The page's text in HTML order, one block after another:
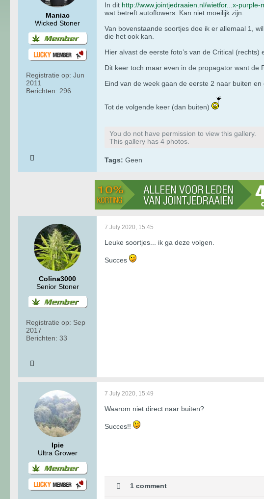
Maniac
Wicked Stoner
Registratie op: Jun
2011
Berichten: 296
In dit http://www.jointjedraaien.nl/wietfor...x-purple-
wat betreft autoflowers. Kan niet moeilijk zijn.
Van bovenstaande soortjes doe ik er allemaal 1,
die het ook kan.
Hier alvast de eerste foto’s van de Critical
Dit keer toch maar even in de propagator want
Eind van de week gaan de eerste 2 naar buiten
Tot de volgende keer (dan buiten)
You do not have permission to view this gallery.
This gallery has 4 photos.
Tags: Geen
Colina3000
Senior Stoner
Registratie op: Sep
2017
Berichten: 33
7 July 2020, 15:45
Leuke soortjes... ik ga deze volgen.
Succes
Ipie
Ultra Grower
7 July 2020, 15:49
Waarom niet direct naar buiten?
Succes!!
1 comment